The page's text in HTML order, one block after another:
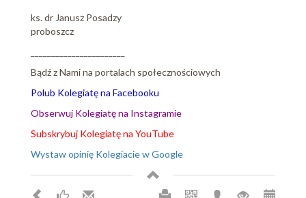
ks. dr Janusz Posadzy
proboszcz
Bądź z Nami na portalach społecznościowych
Polub Kolegiatę na Facebooku
Obserwuj Kolegiatę na Instagramie
Subskrybuj Kolegiatę na YouTube
Wystaw opinię Kolegiacie w Google